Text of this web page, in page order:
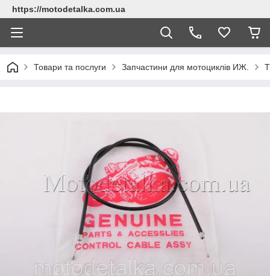
https://motodetalka.com.ua
Товари та послуги Запчастини для мотоциклів ИЖ.